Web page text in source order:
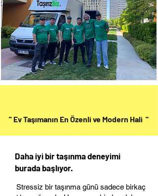
'' Ev Taşımanın En Özenli ve Modern Hali ''
Daha iyi bir taşınma deneyimi
burada başlıyor.
Stressiz bir taşınma günü sadece birkaç